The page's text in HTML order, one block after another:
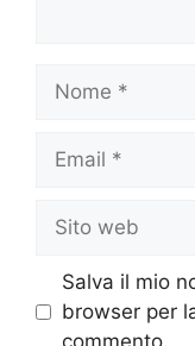
web
Salva il mio
browser per
commento.